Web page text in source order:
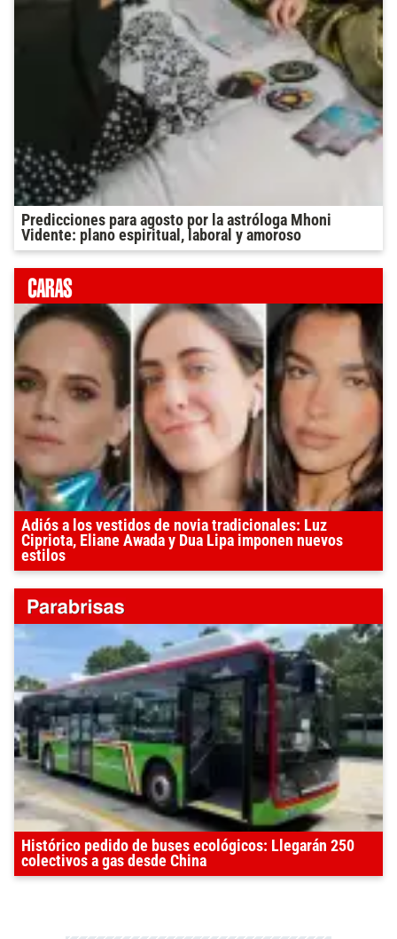
Predicciones para agosto por la astróloga Mhoni
Vidente: plano espiritual, laboral y amoroso
Adiós a los vestidos de novia tradicionales: Luz
Cipriota, Eliane Awada y Dua Lipa imponen nuevos
estilos
Histórico pedido de buses ecológicos: Llegarán 250
colectivos a gas desde China